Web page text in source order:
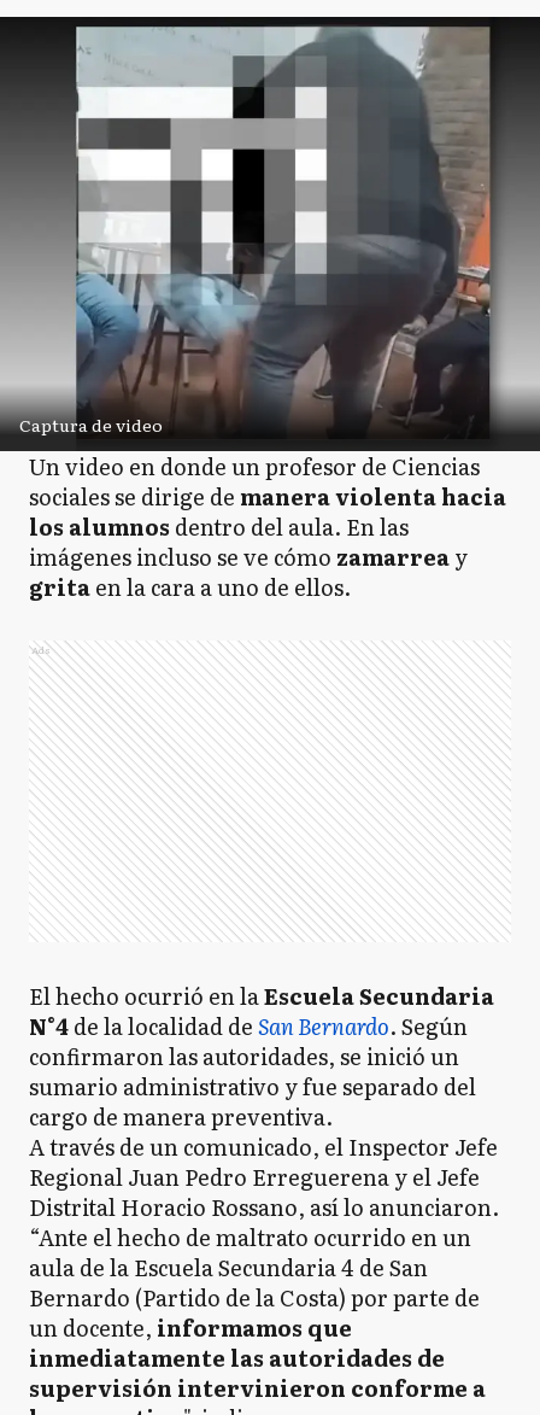
Captura de video
Un video en donde un profesor de Ciencias
sociales se dirige de manera violenta hacia
los alumnos dentro del aula. En las
imágenes incluso se ve cómo zamarreay
gritaen la cara a uno de ellos.
Ads
El hecho ocurrió en laEscuela Secundaria
N°4de la localidad deSan Bernardo. Según
confirmaron las autoridades, se inició un
sumario administrativo y fue separado del
cargo de manera preventiva.
A través de un comunicado, el Inspector Jefe
Regional Juan Pedro Erreguerena y el Jefe
Distrital Horacio Rossano, así lo anunciaron.
“Ante el hecho de maltrato ocurrido en un
aula de la Escuela Secundaria 4 de San
Bernardo (Partido de la Costa) por parte de
un docente, informamos que
inmediatamente las autoridades de
supervisión intervinieron conforme a